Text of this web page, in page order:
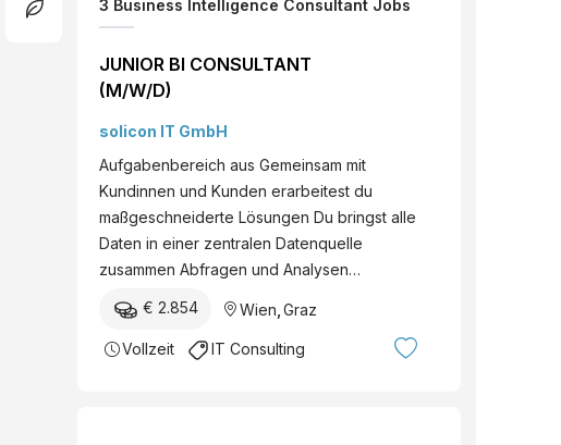
3 Business Intelligence Consultant Jobs
JUNIOR BI CONSULTANT
(M/W/D)
solicon IT GmbH
Aufgabenbereich aus Gemeinsam mit
Kundinnen und Kunden erarbeitest du
maßgeschneiderte Lösungen Du bringst alle
Daten in einer zentralen Datenquelle
zusammen Abfragen und Analysen…
€ 2.854 Wien Graz
Vollzeit IT Consulting